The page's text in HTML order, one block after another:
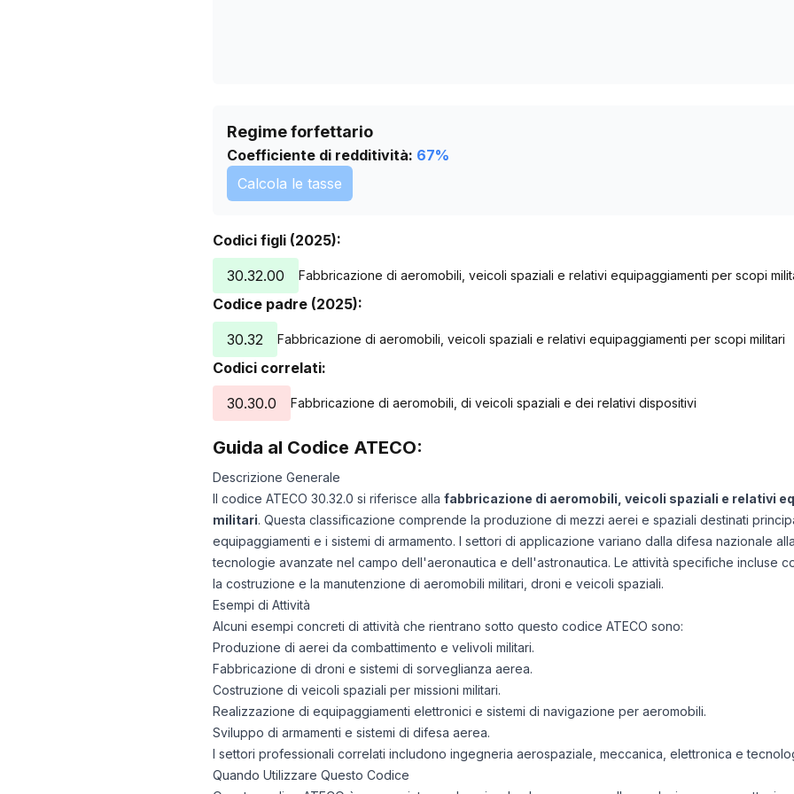
Regime forfettario
Coefficiente di redditività: 67%
Calcola le tasse
Codici figli (2025):
30.32.00
Fabbricazione di aeromobili, veicoli spaziali e relativi equipaggiamenti per scopi
Codice padre (2025):
30.32
Fabbricazione di aeromobili, veicoli spaziali e relativi equipaggiamenti per scopi militari
Codici correlati:
30.30.0
Fabbricazione di aeromobili, di veicoli spaziali e dei relativi dispositivi
Guida al Codice ATECO:
Descrizione Generale
Il codice ATECO 30.32.0 si riferisce alla fabbricazione di aeromobili, veicoli spaziali e relativi
militari. Questa classificazione comprende la produzione di mezzi aerei e spaziali destinati
equipaggiamenti e i sistemi di armamento. I settori di applicazione variano dalla difesa nazionale
tecnologie avanzate nel campo dell'aeronautica e dell'astronautica. Le attività specifiche incluse
la costruzione e la manutenzione di aeromobili militari, droni e veicoli spaziali.
Esempi di Attività
Alcuni esempi concreti di attività che rientrano sotto questo codice ATECO sono:
Produzione di aerei da combattimento e velivoli militari.
Fabbricazione di droni e sistemi di sorveglianza aerea.
Costruzione di veicoli spaziali per missioni militari.
Realizzazione di equipaggiamenti elettronici e sistemi di navigazione per aeromobili.
Sviluppo di armamenti e sistemi di difesa aerea.
I settori professionali correlati includono ingegneria aerospaziale, meccanica, elettronica e
Quando Utilizzare Questo Codice